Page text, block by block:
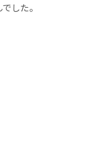
した。